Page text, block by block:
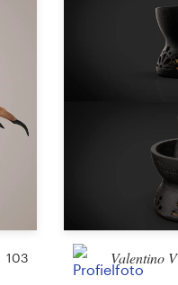
tijdschrift
103 Valentino V